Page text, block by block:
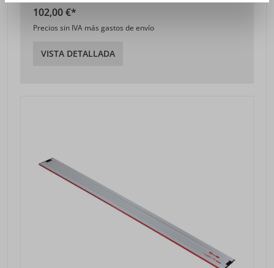
102,00 €*
Precios sin IVA más gastos de envío
VISTA DETALLADA